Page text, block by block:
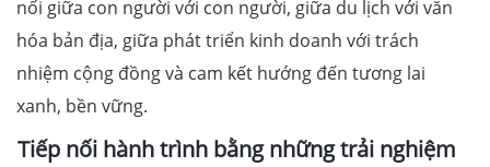
nối giữa con người với con người, giữa du lịch với văn
hóa bản địa, giữa phát triển kinh doanh với trách
nhiệm cộng đồng và cam kết hướng đến tương lai
xanh, bền vững.
Tiếp nối hành trình bằng những trải nghiệm